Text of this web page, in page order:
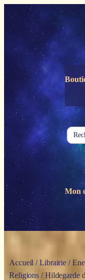
Panneau de gestion des
de
produits
Mon
Accueil /Librairie /
Religions / Hildegarde